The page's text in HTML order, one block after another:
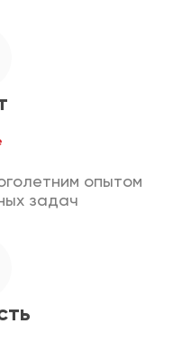
опытом
задач